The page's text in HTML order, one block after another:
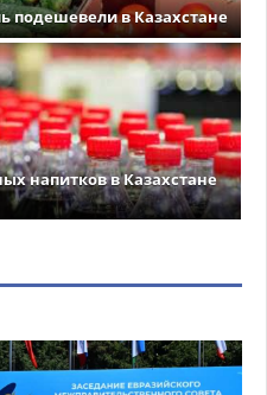
подешевели в Казахстане
напитков в Казахстане